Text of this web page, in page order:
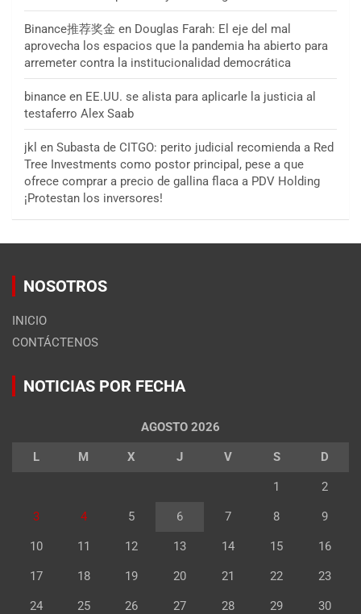
Binance推荐奖金 en Douglas Farah: El eje del mal
aprovecha los espacios que la pandemia ha abierto para
arremeter contra la institucionalidad democrática
binance en EE.UU. se alista para aplicarle la justicia al
testaferro Alex Saab
jkl en Subasta de CITGO: perito judicial recomienda a Red
Tree Investments como postor principal, pese a que
ofrece comprar a precio de gallina flaca a PDV Holding
¡Protestan los inversores!
NOSOTROS
INICIO
CONTÁCTENOS
NOTICIAS POR FECHA
AGOSTO 2026
L M X J V S D
1 2
3 4 5 6 7 8 9
10 11 12 13 14 15 16
17 18 19 20 21 22 23
24 25 26 27 28 29 30